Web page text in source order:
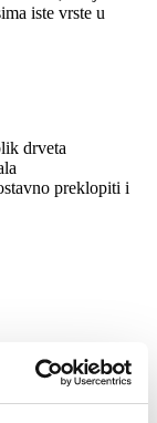
iste vrste u
drveta
preklopiti i